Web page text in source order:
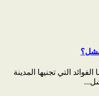
التي تجنيها المدينة